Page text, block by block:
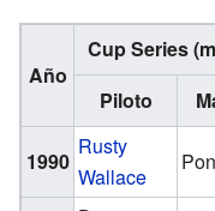
Año
Cup Series
Piloto
1990
Rusty
Wallace